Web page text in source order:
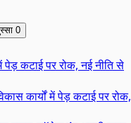
0
कार्यों में पेड़ कटाई पर रोक,